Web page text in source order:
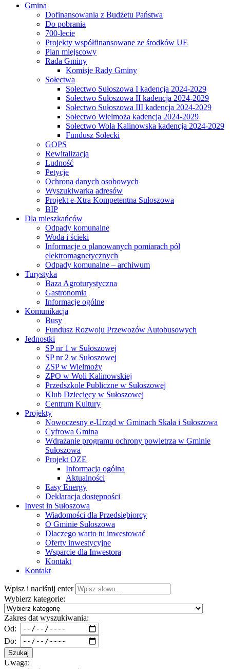
Gmina
Dofinansowania z Budżetu Państwa
Do pobrania
700-lecie
Projekty współfinansowane ze środków UE
Plan miejscowy
Rada Gminy
Komisje Rady Gminy
Sołectwa
Sołectwo Sułoszowa I kadencja 2024-2029
Sołectwo Sułoszowa II kadencja 2024-2029
Sołectwo Sułoszowa III kadencja 2024-2029
Sołectwo Wielmoża kadencja 2024-2029
Sołectwo Wola Kalinowska kadencja 2024-2029
Fundusz Sołecki
GOPS
Rewitalizacja
Ludność
Petycje
Ochrona danych osobowych
Wyszukiwarka adresów
Projekt e-Xtra Kompetentna Sułoszowa
BIP
Dla mieszkańców
Odpady komunalne
Woda i ścieki
Informacje o planowanych pomiarach pól
elektromagnetycznych
Odpady komunalne – archiwum
Turystyka
Baza Agroturystyczna
Gastronomia
Informacje ogólne
Komunikacja
Busy
Fundusz Rozwoju Przewozów Autobusowych
Jednostki
SP nr 1 w Sułoszowej
SP nr 2 w Sułoszowej
ZSP w Wielmoży
ZPO w Woli Kalinowskiej
Przedszkole Publiczne w Sułoszowej
Klub Dziecięcy w Sułoszowej
Centrum Kultury
Projekty
Nowoczesny e-Urząd w Gminach Skała i Sułoszowa
Cyfrowa Gmina
Wdrażanie programu ochrony powietrza w Gminie
Sułoszowa
Projekt OZE
Informacja ogólna
Aktualności
Easy Energy
Deklaracja dostępności
Invest in Sułoszowa
Wiadomości dla Przedsiębiorcy
O Gminie Sułoszowa
Dlaczego warto tu inwestować
Oferty inwestycyjne
Wsparcie dla Inwestora
Kontakt
Kontakt
Wpisz i naciśnij enter
Wybierz kategorie:
Zakres dat wyszukiwania:
Od:
Do:
Szukaj
Uwaga: